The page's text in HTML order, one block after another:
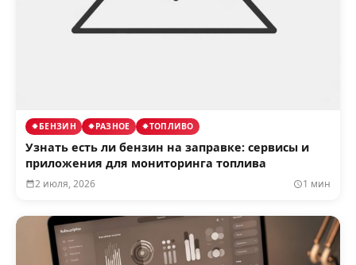
БЕНЗИН РАЗНОЕ ТОПЛИВО
Узнать есть ли бензин на заправке: сервисы и
приложения для мониторинга топлива
2 июля, 2026 1 мин